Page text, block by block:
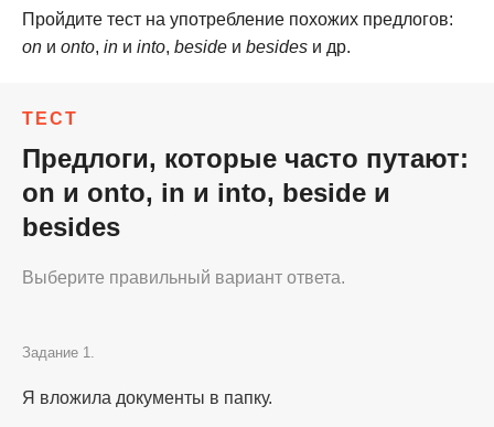
Пройдите тест на употребление похожих предлогов:
on и onto, in и into, beside и besides и др.
ТЕСТ
Предлоги, которые часто путают:
on и onto, in и into, beside и
besides
Выберите правильный вариант ответа.
Задание 1.
Я вложила документы в папку.